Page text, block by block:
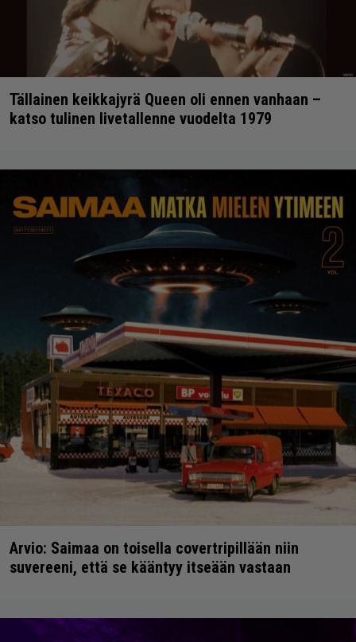
Tällainen keikkajyrä Queen oli ennen vanhaan –
katso tulinen livetallenne vuodelta 1979
Arvio: Saimaa on toisella covertripillään niin
suvereeni, että se kääntyy itseään vastaan